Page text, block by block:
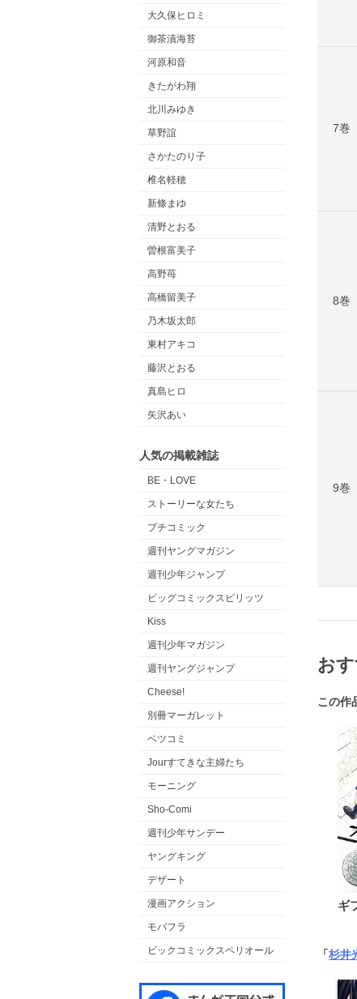
大久保ヒロミ
御茶漬海苔
河原和音
きたがわ翔
北川みゆき
草野誼
さかたのり子
椎名軽穂
新條まゆ
清野とおる
曽根富美子
高野苺
高橋留美子
乃木坂太郎
東村アキコ
藤沢とおる
真島ヒロ
矢沢あい
人気の掲載雑誌
BE・LOVE
ストーリーな女たち
プチコミック
週刊ヤングマガジン
週刊少年ジャンプ
ビッグコミックスピリッツ
Kiss
週刊少年マガジン
週刊ヤングジャンプ
Cheese!
別冊マーガレット
ベツコミ
Jourすてきな主婦たち
モーニング
Sho-Comi
週刊少年サンデー
ヤングキング
デザート
漫画アクション
モバフラ
ビックコミックスペリオール
7巻
8巻
9巻
お
この作
ギ
「杉井